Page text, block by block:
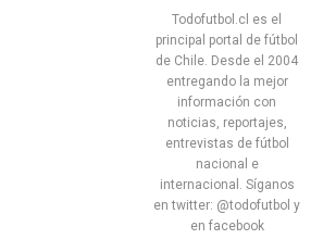
Todofutbol.cl es el
principal portal de fútbol
de Chile. Desde el 2004
entregando la mejor
información con
noticias, reportajes,
entrevistas de fútbol
nacional e
internacional. Síganos
en twitter: @todofutbol y
en facebook